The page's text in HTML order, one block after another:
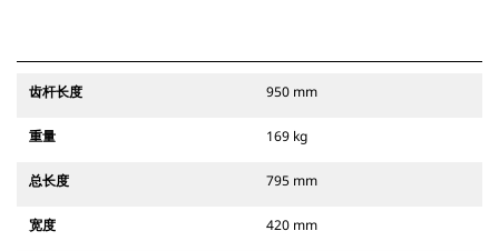
齿杆长度 950 mm
重量 169 kg
总长度 795 mm
宽度 420 mm